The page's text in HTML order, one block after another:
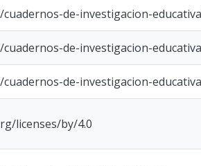
de-investigacion-
de-investigacion-
de-investigacion-
licenses/by/4.0